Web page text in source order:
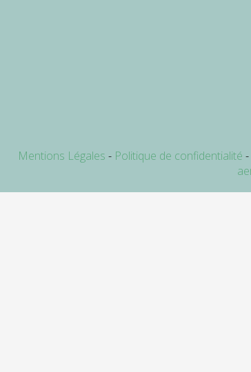
Mentions Légales Politique de confidentialité